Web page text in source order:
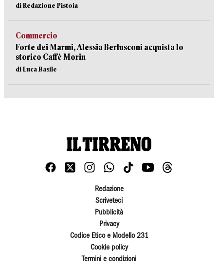
di Redazione Pistoia
Commercio
Forte dei Marmi, Alessia Berlusconi acquista lo
storico Caffè Morin
di Luca Basile
Redazione
Scriveteci
Pubblicità
Privacy
Codice Etico e Modello 231
Cookie policy
Termini e condizioni